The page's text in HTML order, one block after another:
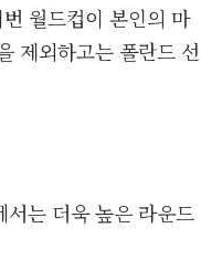
월드컵이 본인의 마
제외하고는 폴란드 선
는 더욱 높은 라운드